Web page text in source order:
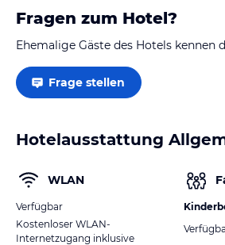
Fragen zum Hotel?
Ehemalige Gäste des Hotels kennen
Frage stellen
Hotelausstattung
WLAN
Verfügbar
Kostenloser WLAN-
Internetzugang inklusive